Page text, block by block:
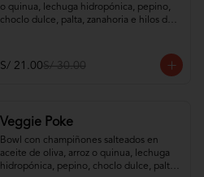
o quinua, lechuga hidropónica, pepino,
choclo dulce, palta, zanahoria e hilos de
S/ 21.00S/ 30.00
Veggie Poke
Bowl con champiñones salteados en
aceite de oliva, arroz o quinua, lechuga
hidropónica, pepino, choclo dulce, palta,